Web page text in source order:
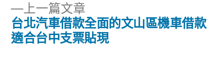
導
覽
上一篇文章
一
篇
台北汽車借款全面的文山區機車借款
適合台中支票貼現